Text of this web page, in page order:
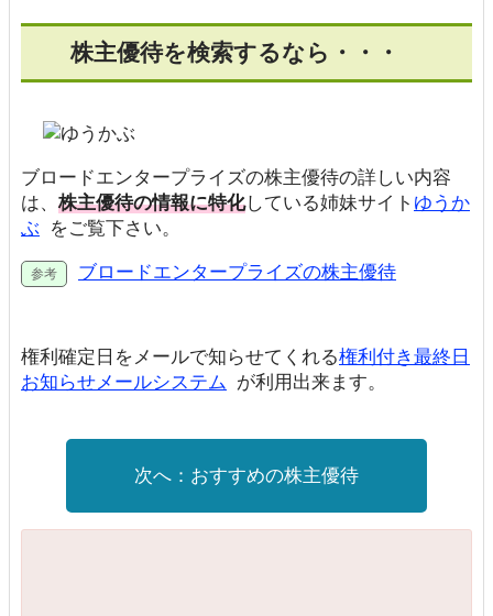
株主優待を検索するなら・・・
ブロードエンタープライズの株主優待の詳しい内容
は、 株主優待の情報に特化している姉妹サイト ゆうか
ぶ
をご覧下さい。
ブロードエンタープライズの株主優待
権利確定日をメールで知らせてくれる権利付き最終日
お知らせメールシステム が利用出来ます。
おすすめの株主優待